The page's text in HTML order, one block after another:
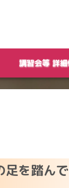
講習会等 詳
足を踏ん